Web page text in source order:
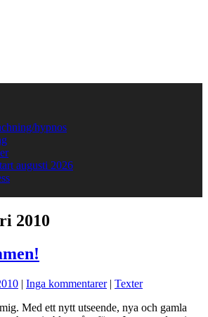
hypnos
augusti 2026
2010
| Inga kommentarer| Texter
Med ett nytt utseende, nya och gamla